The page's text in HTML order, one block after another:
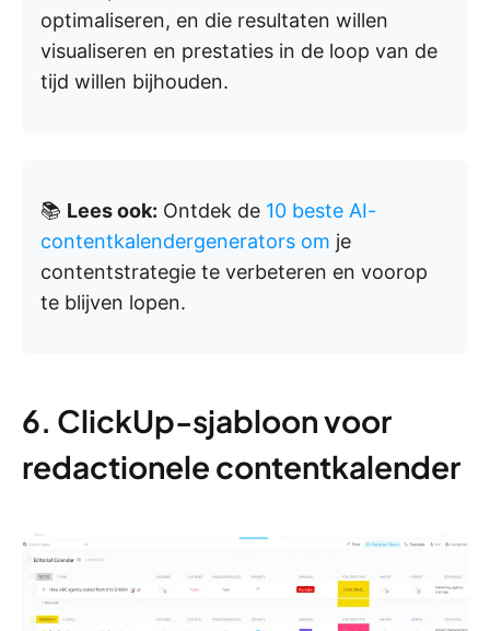
optimaliseren, en die resultaten willen
visualiseren en prestaties in de loop van de
tijd willen bijhouden.
📚 Lees ook: Ontdek de 10 beste AI-
contentkalendergenerators om je
contentstrategie te verbeteren en voorop
te blijven lopen.
6. ClickUp-sjabloon voor
redactionele contentkalender